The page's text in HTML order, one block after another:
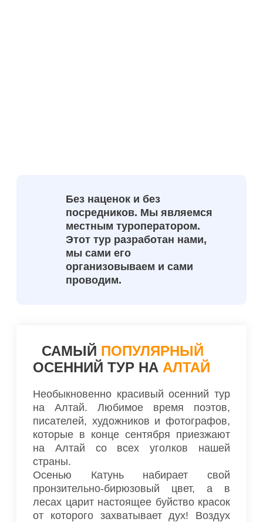
Без наценок и без
посредников. Мы являемся
местным туроператором.
Этот тур разработан нами,
мы сами его
организовываем и сами
проводим.
САМЫЙ ПОПУЛЯРНЫЙ
ОСЕННИЙ ТУР НА АЛТАЙ
Необыкновенно красивый осенний тур
на Алтай. Любимое время поэтов,
писателей, художников и фотографов,
которые в конце сентября приезжают
на Алтай со всех уголков нашей
страны.
Осенью Катунь набирает свой
пронзительно-бирюзовый цвет, а в
лесах царит настоящее буйство красок
от которого захватывает дух! Воздух